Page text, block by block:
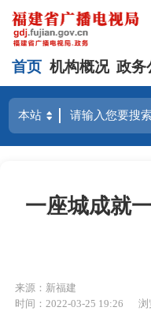
首页 机构概况 政务
一座城成就
来源：新福建
时间：2022-03-25 19:26
浏